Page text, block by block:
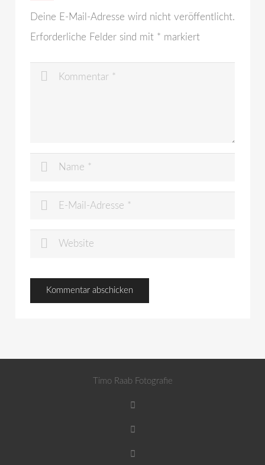
Deine E-Mail-Adresse wird nicht veröffentlicht.
Erforderliche Felder sind mit * markiert
Timo Raab Fotografie